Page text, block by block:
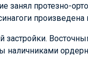
занял протезно-
застройки.
наличниками